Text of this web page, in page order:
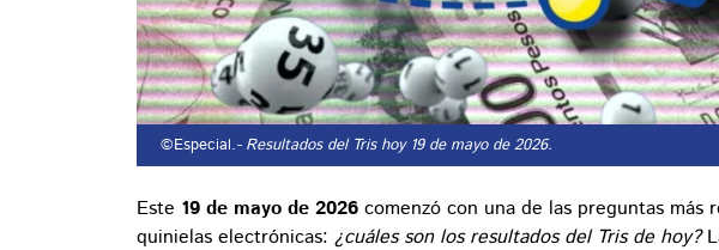
©Especial.- Resultados del Tris hoy 19 de mayo de 2026.
Este 19 de mayo de 2026 comenzó con una de las preguntas más
quinielas electrónicas: ¿cuáles son los resultados del Tris de hoy?